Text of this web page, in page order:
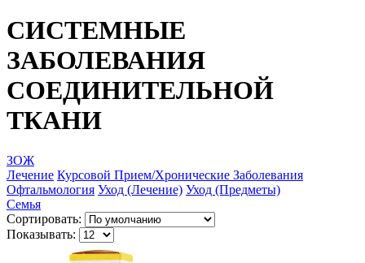
СИСТЕМНЫЕ
ЗАБОЛЕВАНИЯ
СОЕДИНИТЕЛЬНОЙ
ТКАНИ
ЗОЖ
Лечение Курсовой Прием/Хронические Заболевания
Офтальмология Уход (Лечение) Уход (Предметы)
Семья
Сортировать:
Показывать: